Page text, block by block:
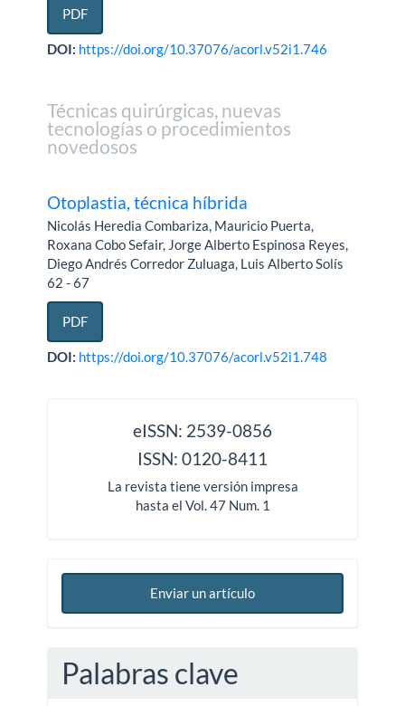
PDF
DOI: https://doi.org/10.37076/acorl.v52i1.746
Técnicas quirúrgicas, nuevas
tecnologías o procedimientos
novedosos
Otoplastia, técnica híbrida
Nicolás Heredia Combariza, Mauricio Puerta,
Roxana Cobo Sefair, Jorge Alberto Espinosa Reyes,
Diego Andrés Corredor Zuluaga, Luis Alberto Solís
62 - 67
PDF
DOI: https://doi.org/10.37076/acorl.v52i1.748
eISSN: 2539-0856
ISSN: 0120-8411
La revista tiene versión impresa
hasta el Vol. 47 Num. 1
Enviar un artículo
Palabras clave